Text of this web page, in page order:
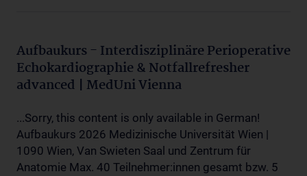
Aufbaukurs - Interdisziplinäre Perioperative
Echokardiographie & Notfallrefresher
advanced | MedUni Vienna
...Sorry, this content is only available in German!
Aufbaukurs 2026 Medizinische Universität Wien |
1090 Wien, Van Swieten Saal und Zentrum für
Anatomie Max. 40 Teilnehmer:innen gesamt bzw. 5